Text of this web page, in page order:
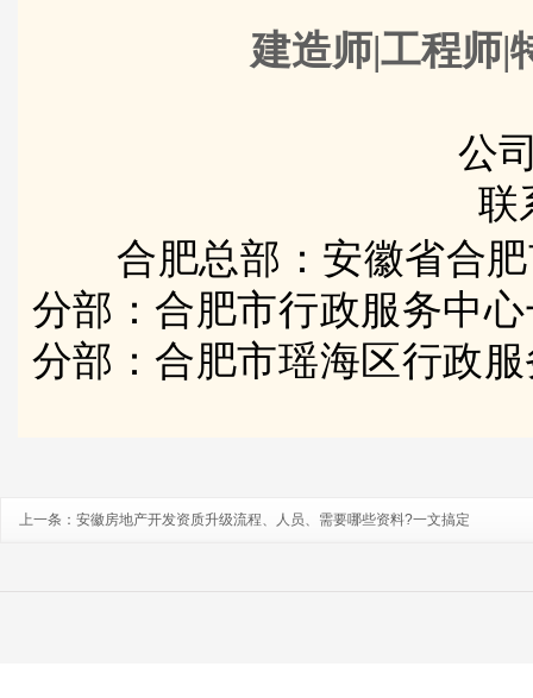
建造师|工程师|
公
联
合肥总部：安徽省合
分部：合肥市行政服务中
分部：合肥市瑶海区行政
上一条： 安徽房地产开发资质升级流程、人员、需要哪些资料?一文搞定